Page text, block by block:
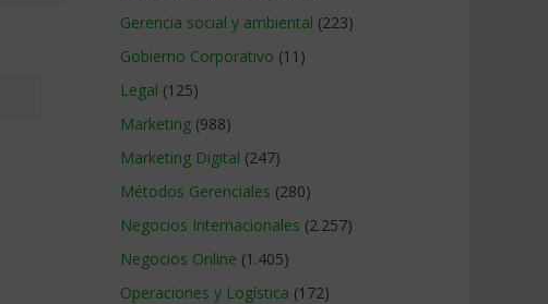
Gerencia social y ambiental (223)
Gobierno Corporativo (11)
Legal (125)
Marketing (988)
Marketing Digital (247)
Métodos Gerenciales (280)
Negocios Internacionales (2.257)
Negocios Online (1.405)
Operaciones y Logística (172)